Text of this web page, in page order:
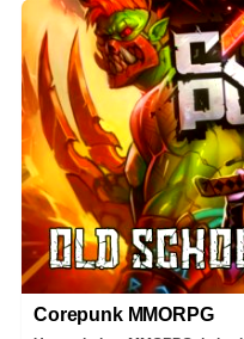
Corepunk MMORPG